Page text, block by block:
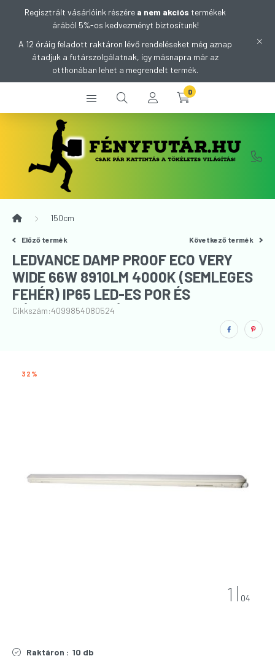
Regisztrált vásárlóink részére a nem akciós termékek
árából 5%-os kedvezményt biztosítunk!
A 12 óráig feladott raktáron lévő rendeléseket még aznap
átadjuk a futárszolgálatnak, így másnapra már az
otthonában lehet a megrendelt termék.
0
150cm
Előző termék Következő termék
LEDVANCE DAMP PROOF ECO VERY
WIDE 66W 8910LM 4000K (SEMLEGES
FEHÉR) IP65 LED-ES POR ÉS
PÁRAMENTES LÁMPATEST (150CM)
Cikkszám:4099854080524
32
1 04
Raktáron : 10 db